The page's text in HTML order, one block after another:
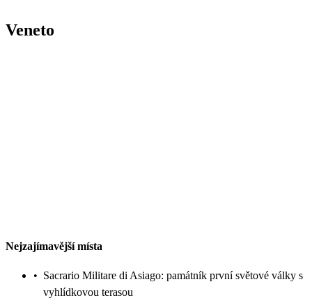
Veneto
Nejzajímavější místa
• Sacrario Militare di Asiago: památník první světové války s
vyhlídkovou terasou